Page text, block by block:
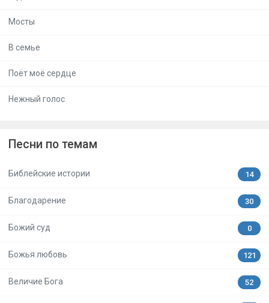
Мосты
В семье
Поёт моё сердце
Нежный голос
Песни по темам
Библейские истории 14
Благодарение 30
Божий суд 0
Божья любовь 121
Величие Бога 52